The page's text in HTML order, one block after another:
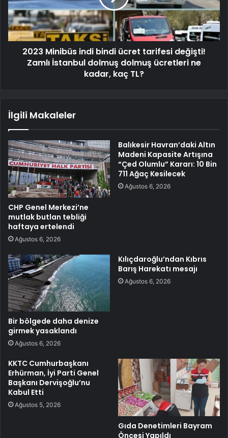
2023 Minibüs indi bindi ücret tarifesi değişti!
Zamlı İstanbul dolmuş dolmuş ücretleri ne
kadar, kaç TL?
İlgili Makaleler
CHP Genel Merkezi’ne
mutlak butlan tebliği
haftaya ertelendi
Ağustos 6, 2026
Balıkesir Havran’daki Altın
Madeni Kapasite Artışına
“Çed Olumlu” Kararı: 10 Bin
711 Ağaç Kesilecek
Ağustos 6, 2026
Bir bölgede daha denize
girmek yasaklandı
Ağustos 6, 2026
Kılıçdaroğlu’ndan Kıbrıs
Barış Harekatı mesajı
Ağustos 6, 2026
KKTC Cumhurbaşkanı
Erhürman, İyi Parti Genel
Başkanı Dervişoğlu’nu
Kabul Etti
Ağustos 5, 2026
Gıda Denetimleri Bayram
Öncesi Yapıldı